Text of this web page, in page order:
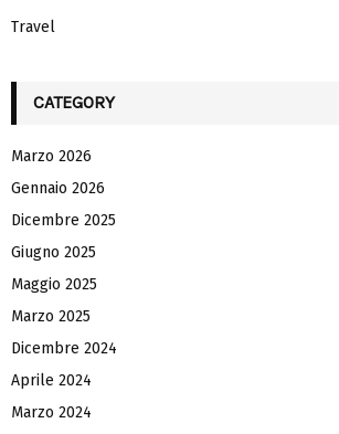
Travel
CATEGORY
Marzo 2026
Gennaio 2026
Dicembre 2025
Giugno 2025
Maggio 2025
Marzo 2025
Dicembre 2024
Aprile 2024
Marzo 2024